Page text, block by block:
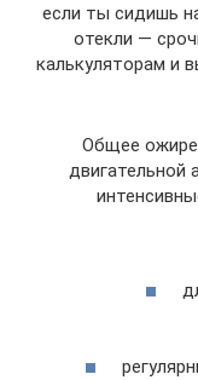
если ты сидишь
отекли —
калькуляторам и
Общее
двигательной